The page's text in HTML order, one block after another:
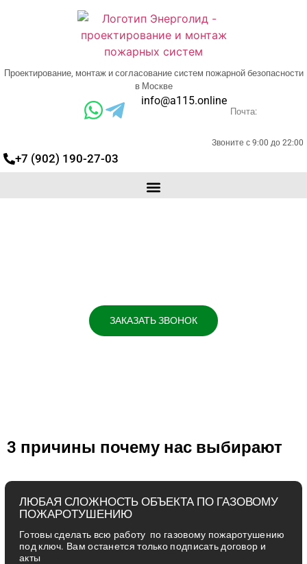
Проектирование, монтаж и согласование систем пожарной безопасности
в Москве
Почта:
info@a115.online
Звоните с 9:00 до 22:00
+7 (902) 190-27-03
ЗАКАЗАТЬ ЗВОНОК
3 причины почему нас выбирают
ЛЮБАЯ СЛОЖНОСТЬ ОБЪЕКТА ПО ГАЗОВОМУ
ПОЖАРОТУШЕНИЮ
Готовы сделать всю работу по газовому пожаротушению
под ключ. Вам останется только подписать договор и
акты